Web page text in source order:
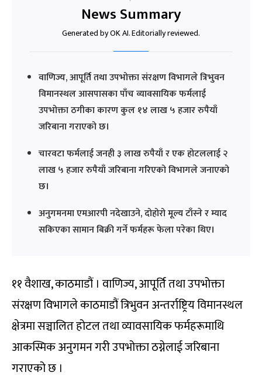
News Summary
Generated by OK AI. Editorially reviewed.
वाणिज्य, आपूर्ति तथा उपभोक्ता संरक्षण विभागले त्रिभुवन
विमानस्थल आसपासका पाँच व्यावसायिक फर्मलाई
उपभोक्ता ठगीका कारण कुल १४ लाख ५ हजार रुपैयाँ
जरिबाना गराएको छ।
चारवटा फर्मलाई जनही ३ लाख रुपैयाँ र एक होटललाई २
लाख ५ हजार रुपैयाँ जरिबाना गरिएको विभागले जनाएको
छ।
अनुगमनमा एमआरपी नदेखाउने, दोहोरो मूल्य टाँस्ने र म्याद
सकिएका सामान बिक्री गर्ने फर्महरू फेला परेका थिए।
११ वैशाख, काठमाडौं । वाणिज्य, आपूर्ति तथा उपभोक्ता
संरक्षण विभागले काठमाडौं त्रिभुवन अन्तर्राष्ट्रिय विमानस्थल
क्षेत्रमा सञ्चालित होटल तथा व्यावसायिक फर्महरूमाथि
आकस्मिक अनुगमन गरी उपभोक्ता ठग्नेलाई जरिबाना
गराएको छ ।